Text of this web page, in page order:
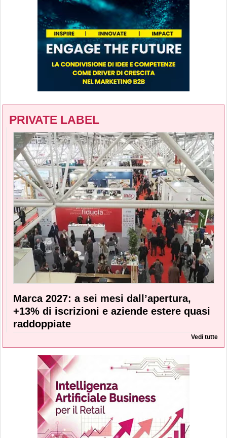
PRIVATE LABEL
Marca 2027: a sei mesi dall’apertura,
+13% di iscrizioni e aziende estere quasi
raddoppiate
Vedi tutte